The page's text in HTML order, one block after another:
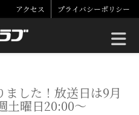
アクセス プライバシーポリシー
した！放送日は9月
土曜日20:00～